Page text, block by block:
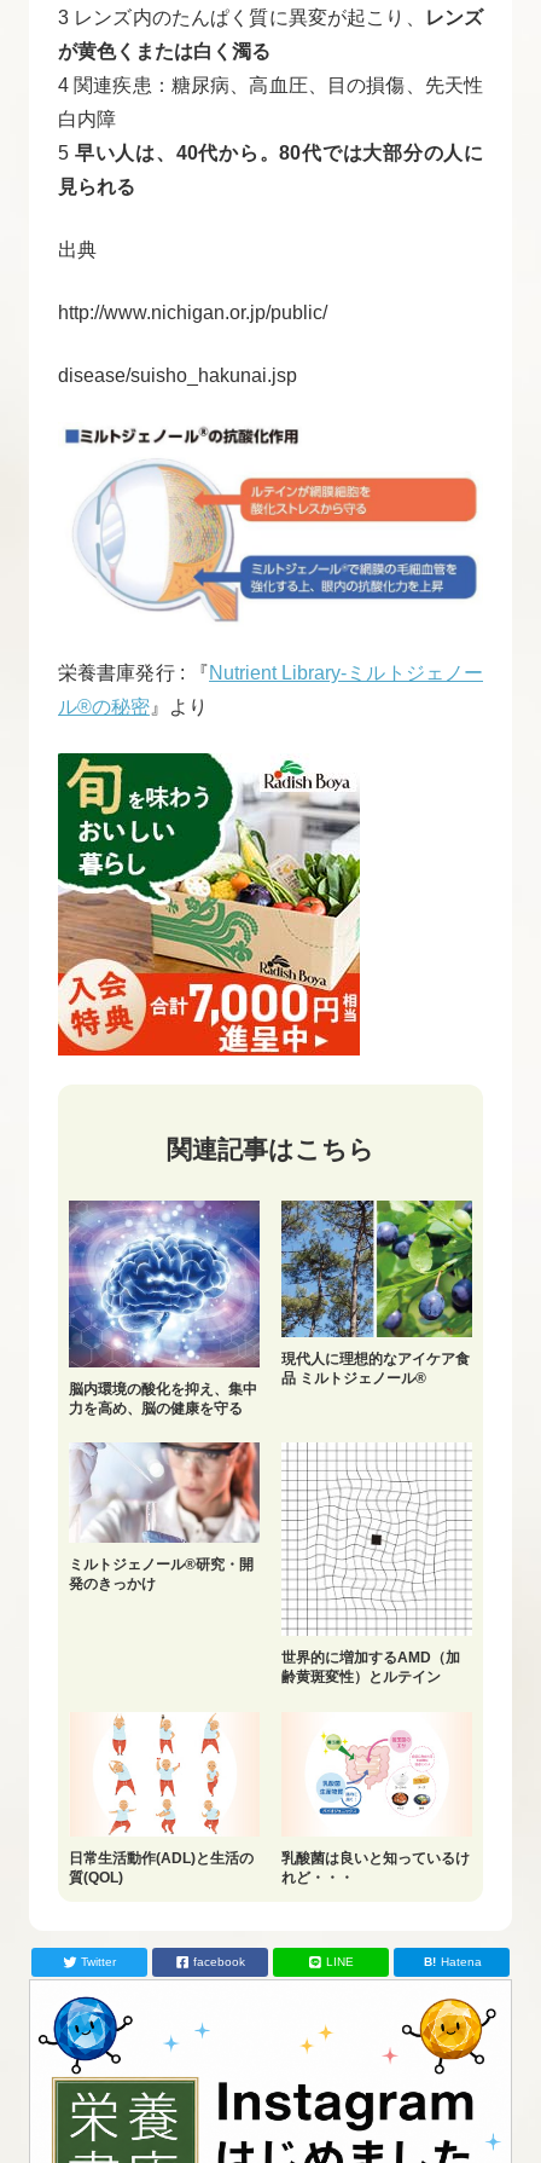
3 レンズ内のたんぱく質に異変が起こり、
レンズ
が黄色くまたは白く濁る
4 関連疾患：糖尿病、高血圧、目の損傷、先天性
白内障
5 早い人は、40代から。80代では大部分の人に
見られる
出典
http://www.nichigan.or.jp/public/
disease/suisho_hakunai.jsp
栄養書庫発行 : 『Nutrient Library-ミルトジェノー
ル®の秘密 』より
関連記事はこちら
脳内環境の酸化を抑え、集中
力を高め、脳の健康を守る
現代人に理想的なアイケア食
品 ミルトジェノール®
ミルトジェノール®研究・開
発のきっかけ
世界的に増加するAMD（加
齢黄斑変性）とルテイン
日常生活動作(ADL)と生活の
質(QOL)
乳酸菌は良いと知っているけ
れど・・・
Twitter facebook LINE Hatena